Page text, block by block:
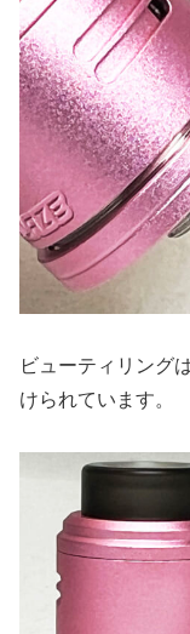
ビューティリング
けられています。